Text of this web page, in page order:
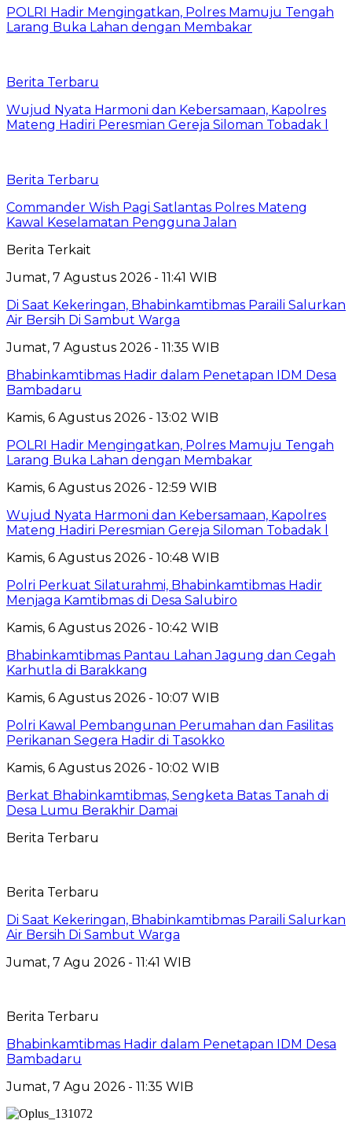
POLRI Hadir Mengingatkan, Polres Mamuju Tengah
Larang Buka Lahan dengan Membakar
Berita Terbaru
Wujud Nyata Harmoni dan Kebersamaan, Kapolres
Mateng Hadiri Peresmian Gereja Siloman Tobadak l
Berita Terbaru
Commander Wish Pagi Satlantas Polres Mateng
Kawal Keselamatan Pengguna Jalan
Berita Terkait
Jumat, 7 Agustus 2026 - 11:41 WIB
Di Saat Kekeringan, Bhabinkamtibmas Paraili Salurkan
Air Bersih Di Sambut Warga
Jumat, 7 Agustus 2026 - 11:35 WIB
Bhabinkamtibmas Hadir dalam Penetapan IDM Desa
Bambadaru
Kamis, 6 Agustus 2026 - 13:02 WIB
POLRI Hadir Mengingatkan, Polres Mamuju Tengah
Larang Buka Lahan dengan Membakar
Kamis, 6 Agustus 2026 - 12:59 WIB
Wujud Nyata Harmoni dan Kebersamaan, Kapolres
Mateng Hadiri Peresmian Gereja Siloman Tobadak l
Kamis, 6 Agustus 2026 - 10:48 WIB
Polri Perkuat Silaturahmi, Bhabinkamtibmas Hadir
Menjaga Kamtibmas di Desa Salubiro
Kamis, 6 Agustus 2026 - 10:42 WIB
Bhabinkamtibmas Pantau Lahan Jagung dan Cegah
Karhutla di Barakkang
Kamis, 6 Agustus 2026 - 10:07 WIB
Polri Kawal Pembangunan Perumahan dan Fasilitas
Perikanan Segera Hadir di Tasokko
Kamis, 6 Agustus 2026 - 10:02 WIB
Berkat Bhabinkamtibmas, Sengketa Batas Tanah di
Desa Lumu Berakhir Damai
Berita Terbaru
Berita Terbaru
Di Saat Kekeringan, Bhabinkamtibmas Paraili Salurkan
Air Bersih Di Sambut Warga
Jumat, 7 Agu 2026 - 11:41 WIB
Berita Terbaru
Bhabinkamtibmas Hadir dalam Penetapan IDM Desa
Bambadaru
Jumat, 7 Agu 2026 - 11:35 WIB